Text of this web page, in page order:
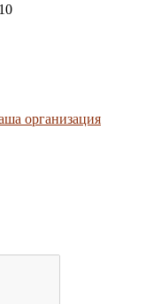
организация